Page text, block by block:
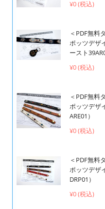
¥0 (税込)
＜PDF無料
ポッツデザ
ースト
¥0 (税込)
＜PDF無料
ポッツデザ
ARE01）
¥0 (税込)
＜PDF無料
ポッツデザ
DRP01）
¥0 (税込)